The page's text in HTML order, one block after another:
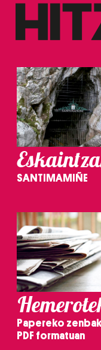
SANTIMAMIÑE
Papereko
PDF formatuan